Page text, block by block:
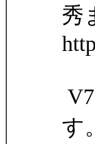
秀
す。